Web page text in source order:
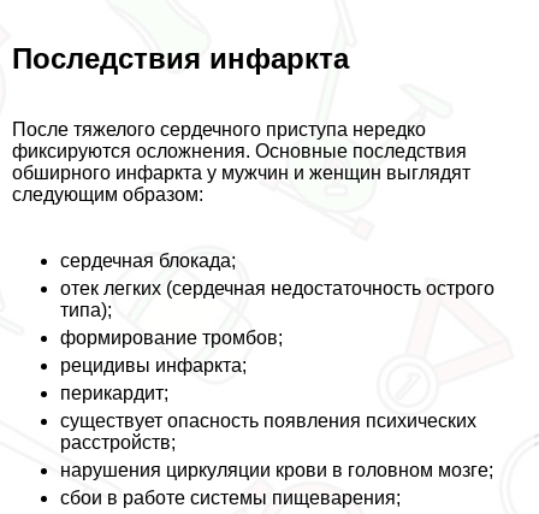
Последствия инфаркта
После тяжелого сердечного приступа нередко
фиксируются осложнения. Основные последствия
обширного инфаркта у мужчин и женщин выглядят
следующим образом:
сердечная блокада;
отек легких (сердечная недостаточность острого
типа);
формирование тромбов;
рецидивы инфаркта;
перикардит;
существует опасность появления психических
расстройств;
нарушения циркуляции крови в головном мозге;
сбои в работе системы пищеварения;